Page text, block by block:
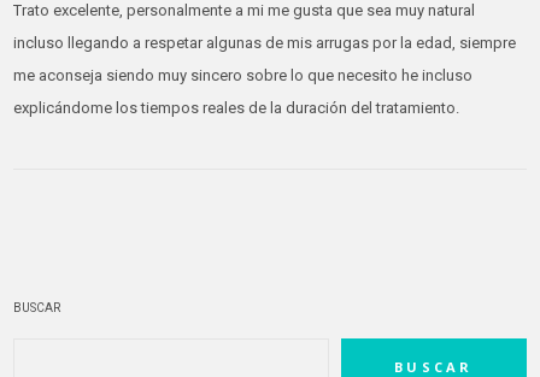
Trato excelente, personalmente a mi me gusta que sea muy natural
incluso llegando a respetar algunas de mis arrugas por la edad, siempre
me aconseja siendo muy sincero sobre lo que necesito he incluso
explicándome los tiempos reales de la duración del tratamiento.
BUSCAR
BUSCAR